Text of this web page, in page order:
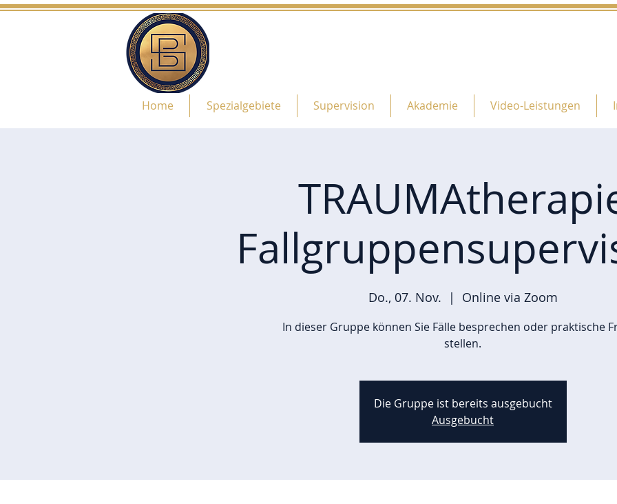
Home Spezialgebiete Supervision Akademie Video-Leistungen
Do., 07. Nov.
  |
Online via Zoom
In dieser Gruppe können Sie Fälle besprechen oder praktische
stellen.
Die Gruppe ist bereits ausgebucht
Ausgebucht